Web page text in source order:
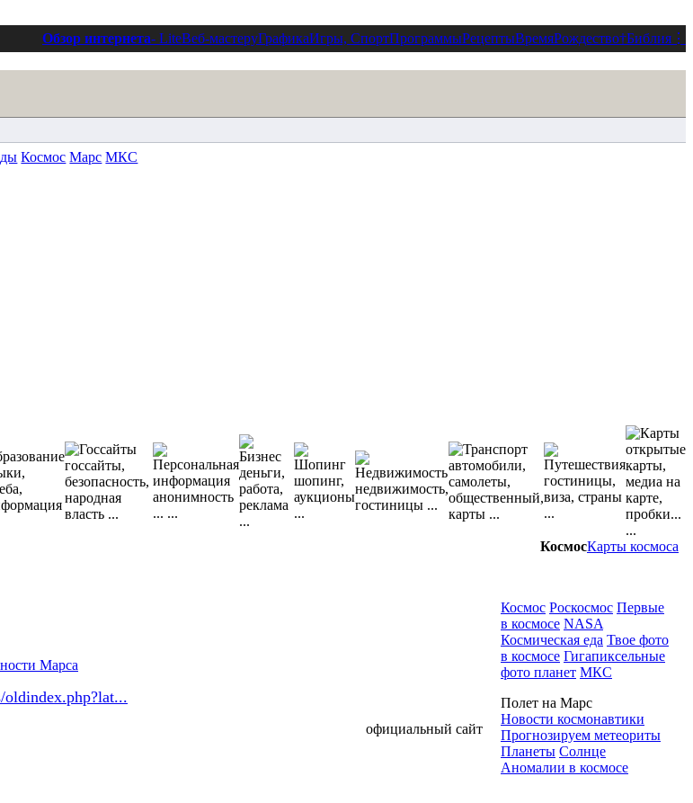
Обзор интернета- LiteВеб-мастеруГрафикаИгры, СпортПрограммыРецептыВремяРождество†Библия ⋮
КосмосКарты космоса
Космос Марс МКС
oldindex.php?lat...
официальный сайт
Космос Роскосмос Первые
в космосе NASA
Космическая еда Твое фото
в космосе Гигапиксельные
фото планет МКС
Полет на Марс
Новости космонавтики
Прогнозируем метеориты
Планеты Солнце
Аномалии в космосе